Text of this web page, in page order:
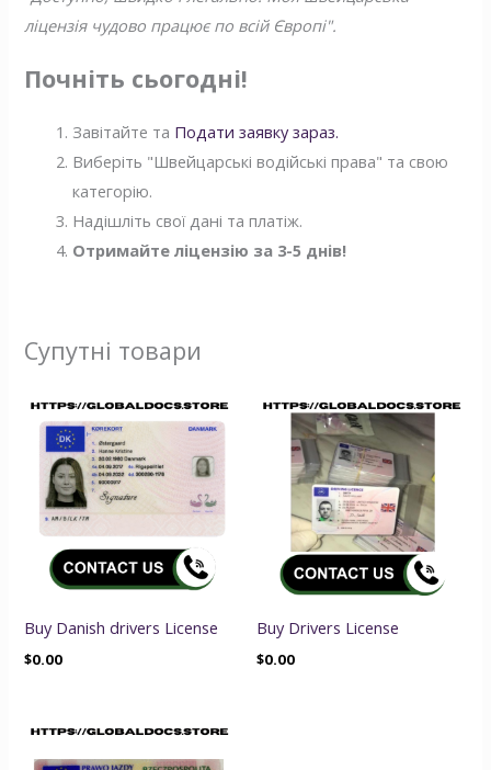
ліцензія чудово працює по всій Європі".
Почніть сьогодні!
Завітайте та Подати заявку зараз.
Виберіть "Швейцарські водійські права" та свою
категорію.
Надішліть свої дані та платіж.
Отримайте ліцензію за 3-5 днів!
Супутні товари
Buy Danish drivers License
$0.00
Buy Drivers License
$0.00